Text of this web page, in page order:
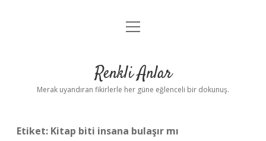
Anasayfa
Yasal Uyarı
menüyü
Renkli Anlar
Merak uyandıran fikirlerle her güne eğlenceli bir dokunuş.
Etiket: Kitap biti insana bulaşır mı